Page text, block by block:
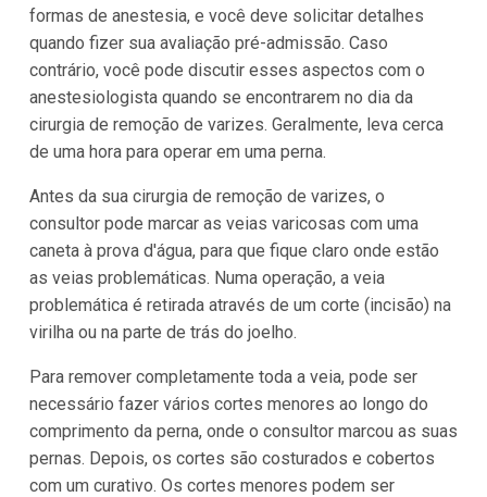
formas de anestesia, e você deve solicitar detalhes
quando fizer sua avaliação pré-admissão. Caso
contrário, você pode discutir esses aspectos com o
anestesiologista quando se encontrarem no dia da
cirurgia de remoção de varizes. Geralmente, leva cerca
de uma hora para operar em uma perna.
Antes da sua cirurgia de remoção de varizes, o
consultor pode marcar as veias varicosas com uma
caneta à prova d'água, para que fique claro onde estão
as veias problemáticas. Numa operação, a veia
problemática é retirada através de um corte (incisão) na
virilha ou na parte de trás do joelho.
Para remover completamente toda a veia, pode ser
necessário fazer vários cortes menores ao longo do
comprimento da perna, onde o consultor marcou as suas
pernas. Depois, os cortes são costurados e cobertos
com um curativo. Os cortes menores podem ser